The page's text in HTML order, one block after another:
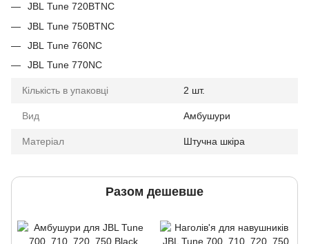
JBL Tune 720BTNC
JBL Tune 750BTNC
JBL Tune 760NC
JBL Tune 770NC
Кількість в упаковці 2 шт.
Вид Амбушури
Матеріал Штучна шкіра
Разом дешевше